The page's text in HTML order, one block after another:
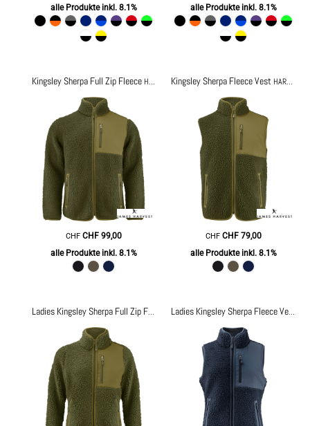
alle Produkte inkl. 8.1%
alle Produkte inkl. 8.1%
Kingsley Sherpa Full Zip Fleece HAR2111500
CHF CHF99,00
alle Produkte inkl. 8.1%
Kingsley Sherpa Fleece Vest HAR2111501
CHF CHF79,00
alle Produkte inkl. 8.1%
Ladies Kingsley Sherpa Full Zip Fleece HAR2121504 Ladies Kingsley Sherpa Fleece Vest